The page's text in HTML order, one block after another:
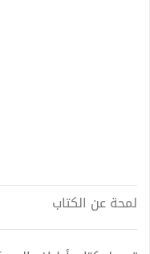
لمحة عن الكتاب